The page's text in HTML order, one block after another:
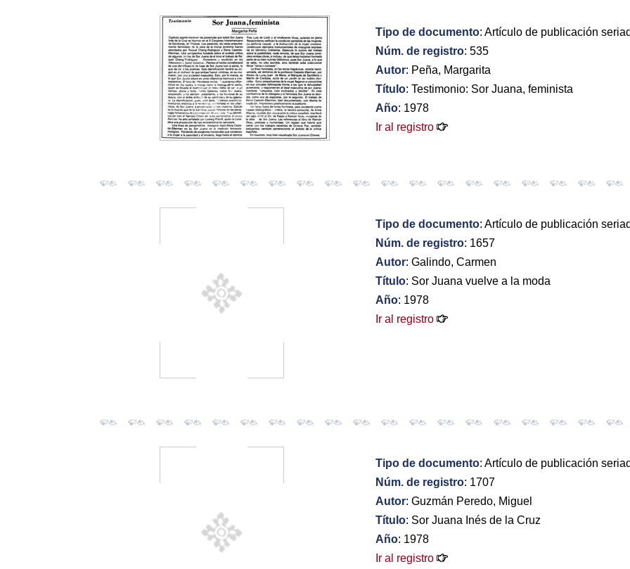
Tipo de documento: Artículo de publicación
Núm. de registro: 535
Autor: Peña, Margarita
Título: Testimonio: Sor Juana, feminista
Año: 1978
Ir al registro
Tipo de documento: Artículo de publicación
Núm. de registro: 1657
Autor: Galindo, Carmen
Título: Sor Juana vuelve a la moda
Año: 1978
Ir al registro
Tipo de documento: Artículo de publicación
Núm. de registro: 1707
Autor: Guzmán Peredo, Miguel
Título: Sor Juana Inés de la Cruz
Año: 1978
Ir al registro